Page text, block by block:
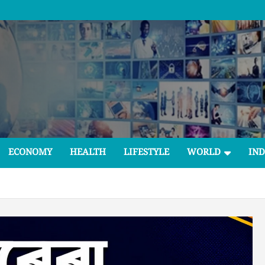
ECONOMY HEALTH LIFESTYLE WORLD